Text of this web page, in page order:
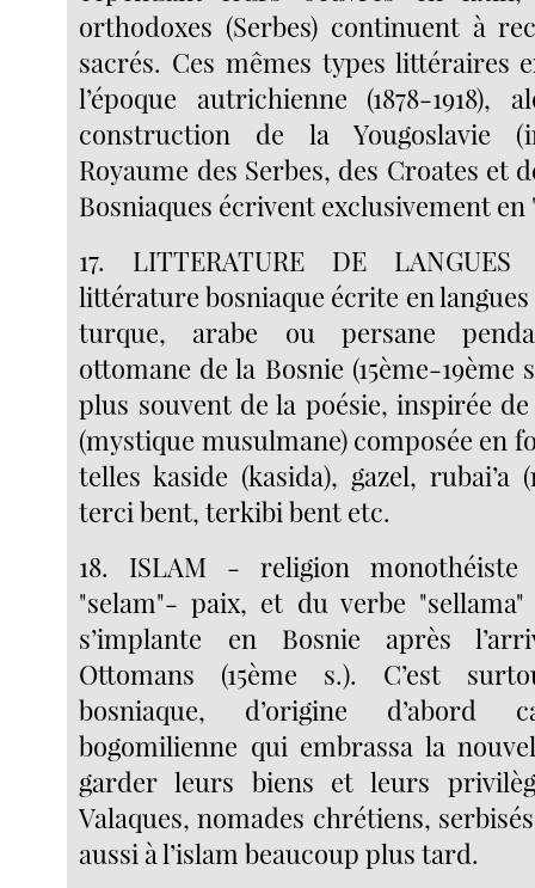
orthodoxes (Serbes) continuent à
sacrés. Ces mêmes types littéraires
l’époque autrichienne (1878-1918),
construction de la Yougoslavie
Royaume des Serbes, des Croates et
Bosniaques écrivent exclusivement
17. LITTERATURE DE LANGUES
littérature bosniaque écrite en
turque, arabe ou persane
ottomane de la Bosnie (15ème-19ème
plus souvent de la poésie, inspirée
(mystique musulmane) composée en
telles kaside (kasida), gazel, rubai’a
terci bent, terkibi bent etc.
18. ISLAM - religion
"selam"- paix, et du verbe
s’implante en Bosnie après
Ottomans (15ème s.). C’est
bosniaque, d’origine d’abord
bogomilienne qui embrassa la
garder leurs biens et leurs
Valaques, nomades chrétiens,
aussi à l’islam beaucoup plus tard.